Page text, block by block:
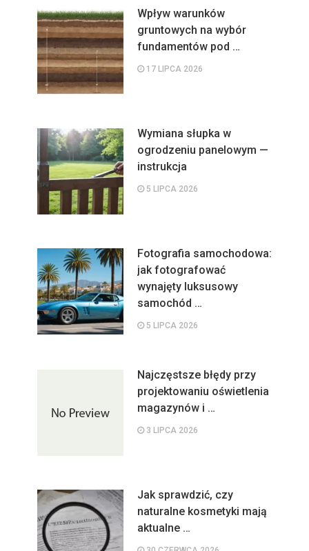
Wpływ warunków
gruntowych na wybór
fundamentów pod …
17 LIPCA 2026
Wymiana słupka w
ogrodzeniu panelowym —
instrukcja
5 LIPCA 2026
Fotografia samochodowa:
jak fotografować
wynajęty luksusowy
samochód …
5 LIPCA 2026
Najczęstsze błędy przy
projektowaniu oświetlenia
magazynów i …
3 LIPCA 2026
Jak sprawdzić, czy
naturalne kosmetyki mają
aktualne …